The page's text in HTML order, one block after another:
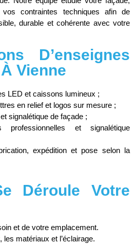
contraintes techniques afin de
durable et cohérente avec votre
D’enseignes
Vienne
LED et caissons lumineux ;
en relief et logos sur mesure ;
signalétique de façade ;
professionnelles et signalétique
expédition et pose selon la
Déroule Votre
et de votre emplacement.
matériaux et l’éclairage.